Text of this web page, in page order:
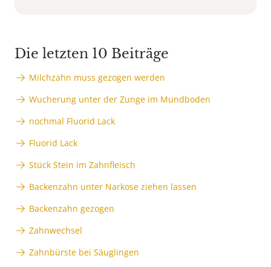
Die letzten 10 Beiträge
Milchzahn muss gezogen werden
Wucherung unter der Zunge im Mundboden
nochmal Fluorid Lack
Fluorid Lack
Stück Stein im Zahnfleisch
Backenzahn unter Narkose ziehen lassen
Backenzahn gezogen
Zahnwechsel
Zahnbürste bei Säuglingen